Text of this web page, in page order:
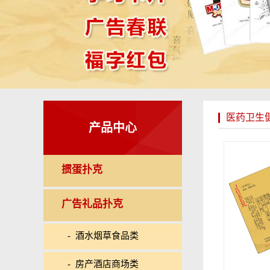
产品中心
掼蛋扑克
广告礼品扑克
- 酒水烟草食品类
- 房产酒店商场类
医药卫生